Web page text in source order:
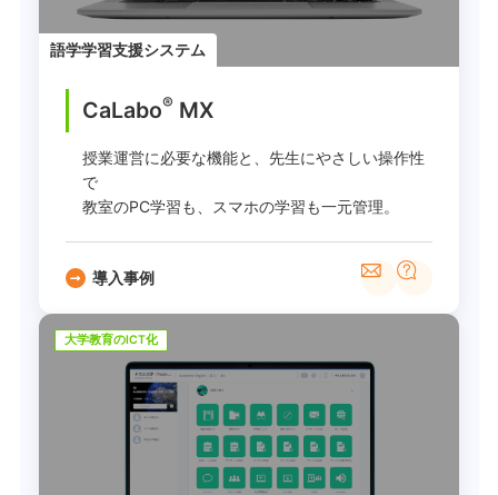
語学学習支援システム
CaLabo® MX
授業運営に必要な機能と、先生にやさしい操作性
で
教室のPC学習も、スマホの学習も一元管理。
導入事例
大学教育のICT化